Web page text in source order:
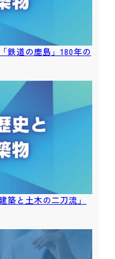
鉄道の鹿島」180年の
築と土木の二刀流」